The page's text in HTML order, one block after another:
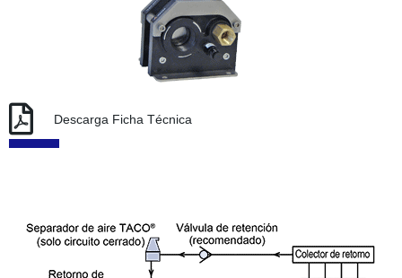
Descarga Ficha Técnica